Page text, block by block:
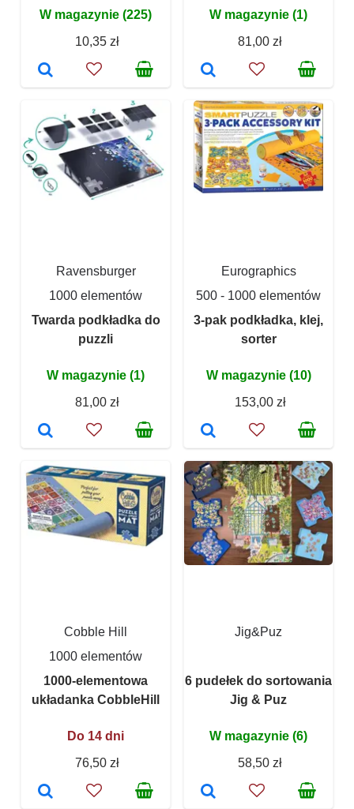
W magazynie (225)
10,35 zł
W magazynie (1)
81,00 zł
Ravensburger
1000 elementów
Twarda podkładka do
puzzli
W magazynie (1)
81,00 zł
Eurographics
500 - 1000 elementów
3-pak podkładka, klej,
sorter
W magazynie (10)
153,00 zł
Cobble Hill
1000 elementów
1000-elementowa
układanka CobbleHill
Do 14 dni
76,50 zł
Jig&Puz
6 pudełek do sortowania
Jig & Puz
W magazynie (6)
58,50 zł